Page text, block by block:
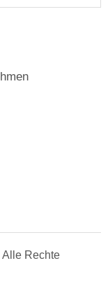
Rechte